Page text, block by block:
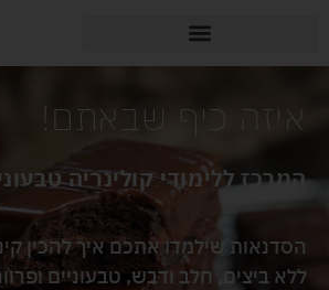
איזה כיף שבאתם!
המרכז ללימודי קולינריה
הסדנאות שילמדו אתכם איך להכין
ללא ביצים, חלב ודבש, טבעוניים